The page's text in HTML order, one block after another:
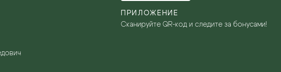
ПРИЛОЖЕНИЕ
Сканируйте QR-код и следите за бонусами!